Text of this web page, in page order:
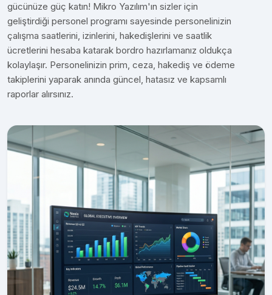
gücünüze güç katın! Mikro Yazılım'ın sizler için
geliştirdiği personel programı sayesinde personelinizin
çalışma saatlerini, izinlerini, hakedişlerini ve saatlik
ücretlerini hesaba katarak bordro hazırlamanız oldukça
kolaylaşır. Personelinizin prim, ceza, hakediş ve ödeme
takiplerini yaparak anında güncel, hatasız ve kapsamlı
raporlar alırsınız.